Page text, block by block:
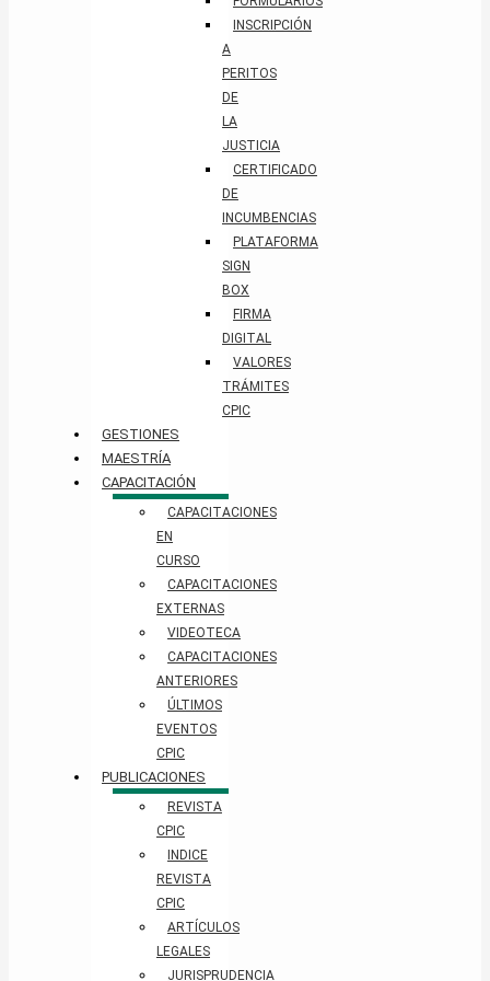
INSCRIPCIÓN
A
PERITOS
DE
LA
JUSTICIA
CERTIFICADO
DE
INCUMBENCIAS
PLATAFORMA
SIGN
BOX
FIRMA
DIGITAL
VALORES
TRÁMITES
CPIC
GESTIONES
MAESTRÍA
CAPACITACIÓN
CAPACITACIONES
EN
CURSO
CAPACITACIONES
EXTERNAS
VIDEOTECA
CAPACITACIONES
ANTERIORES
ÚLTIMOS
EVENTOS
CPIC
PUBLICACIONES
REVISTA
CPIC
INDICE
REVISTA
CPIC
ARTÍCULOS
LEGALES
JURISPRUDENCIA